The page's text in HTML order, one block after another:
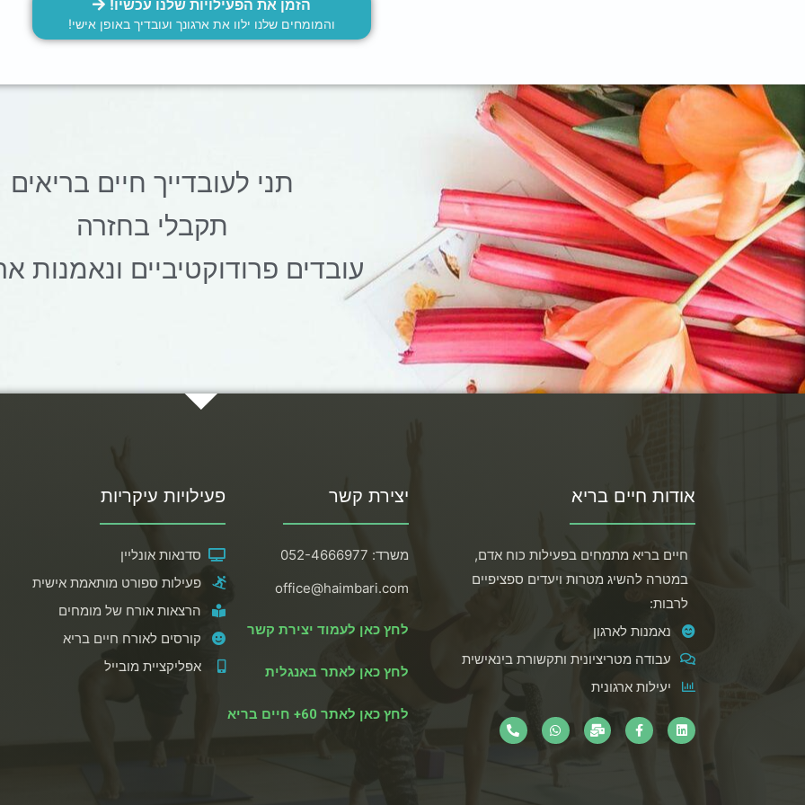
הזמן את הפעילויות שלנו עכשיו!
והמומחים שלנו ילוו את ארגונך ועובדיך באופן אישי!
תני לעובדייך חיים בריאים
תקבלי בחזרה
עובדים פרודוקטיביים ונאמנות
אודות חיים בריא
חיים בריא מתמחים בפעילות כוח אדם,
במטרה להשיג מטרות ויעדים ספציפיים
לרבות:
נאמנות לארגון
עבודה מטריציונית ותקשורת בינאישית
יעילות ארגונית
יצירת קשר
משרד: 052-4666977
office@haimbari.com
לחץ כאן לעמוד יצירת קשר
לחץ כאן לאתר באנגלית
לחץ כאן לאתר 60+ חיים בריא
פעילויות עיקריות
סדנאות אונליין
פעילות ספורט מותאמת אישית
הרצאות אורח של מומחים
קורסים לאורח חיים בריא
אפליקציית מובייל